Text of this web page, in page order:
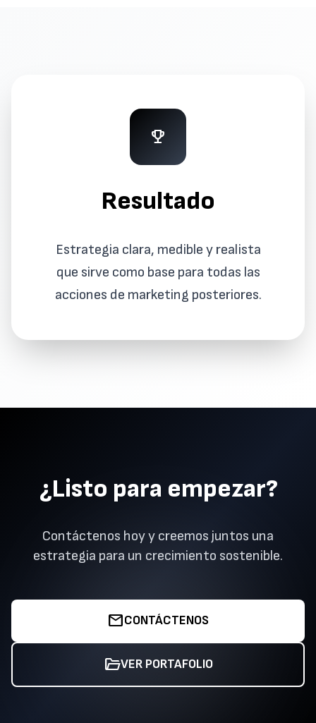
emoji_events
Resultado
Estrategia clara, medible y realista
que sirve como base para todas las
acciones de marketing posteriores.
¿Listo para empezar?
Contáctenos hoy y creemos juntos una
estrategia para un crecimiento sostenible.
mailCONTÁCTENOS
folder_openVER PORTAFOLIO